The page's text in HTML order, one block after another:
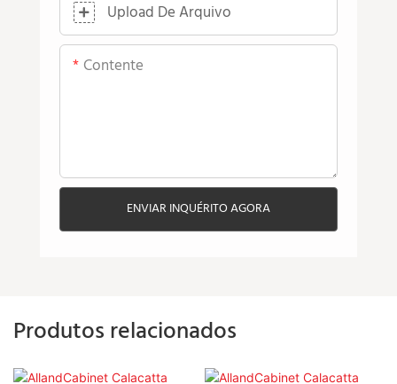
Upload De Arquivo
Contente
ENVIAR INQUÉRITO AGORA
Produtos relacionados